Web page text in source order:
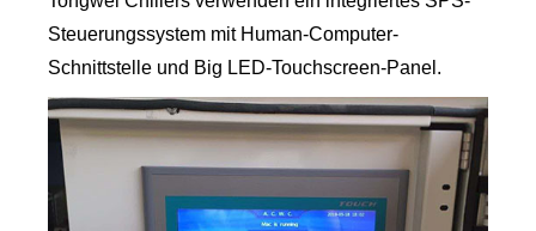
Steuerungssystem mit Human-Computer-
Schnittstelle und Big LED-Touchscreen-Panel.